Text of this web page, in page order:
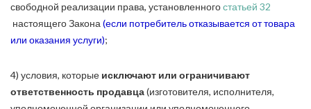
свободной реализации права, установленногостатьей 32
настоящего Закона (если потребитель отказывается от товара
или оказания услуги);
4) условия, которые исключают или ограничивают
ответственность продавца(изготовителя, исполнителя,